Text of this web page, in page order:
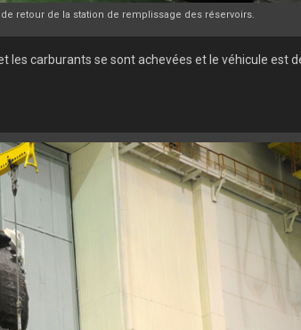
retour de la station de remplissage des réservoirs.
carburants se sont achevées et le véhicule est